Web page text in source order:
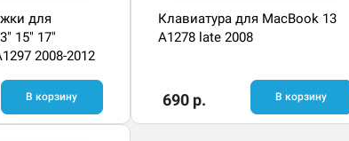
для
15" 17"
2008-2012
В корзину
Клавиатура для MacBook 13
A1278 late 2008
690 р. В корзину